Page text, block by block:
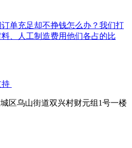
单充足却不挣钱怎么办？我们打
、人工制造费用他们各占的比
持
区乌山街道双兴村财元组1号一楼